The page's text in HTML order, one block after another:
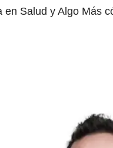
en Salud y Algo Más